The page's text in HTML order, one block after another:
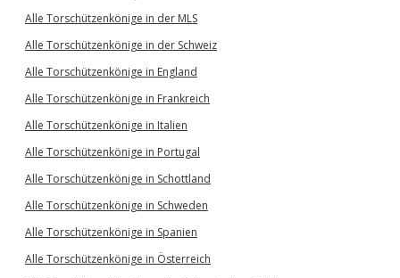
Alle Torschützenkönige in der MLS
Alle Torschützenkönige in der Schweiz
Alle Torschützenkönige in England
Alle Torschützenkönige in Frankreich
Alle Torschützenkönige in Italien
Alle Torschützenkönige in Portugal
Alle Torschützenkönige in Schottland
Alle Torschützenkönige in Schweden
Alle Torschützenkönige in Spanien
Alle Torschützenkönige in Österreich